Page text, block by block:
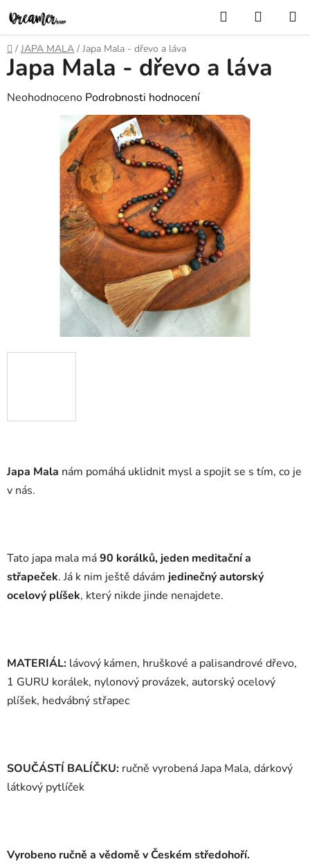
na
obsah
Hledat
KOŠÍK
Domů
/ JAPA MALA / Japa Mala - dřevo a láva
Japa Mala nám pomáhá uklidnit mysl a spojit se s tím, co je
v nás.
Tato japa mala má90 korálků, jeden meditační a
střapeček. Já k nim ještě dávám jedinečný autorský
ocelový plíšek, který nikde jinde nenajdete.
MATERIÁL: lávový kámen, hruškové a palisandrové dřevo,
1 GURU korálek, nylonový provázek, autorský ocelový
plíšek, hedvábný střapec
SOUČÁSTÍ BALÍČKU: ručně vyrobená Japa Mala, dárkový
látkový pytlíček
Vyrobeno ručně a vědomě v Českém středohoří.
Japa Mala - dřevo a láva
Průměrné
Neohodnoceno Podrobnosti hodnocení